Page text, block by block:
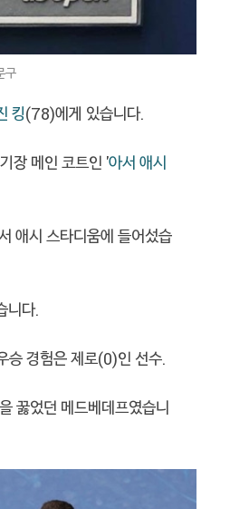
구
킹(78)에게 있습니다.
장 메인 코트인 '아서 애시
애시 스타디움에 들어섰습
니다.
승 경험은 제로(0)인 선수.
꿇었던 메드베데프였습니